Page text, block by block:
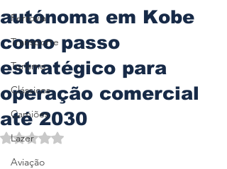
Ferrovia
Transporte
Turismo
Clássicos
Camiões
Lazer
Aviação
autónoma em Kobe
como passo
estratégico para
operação comercial
até 2030
Avaliado com NaN de 5 estrelas.